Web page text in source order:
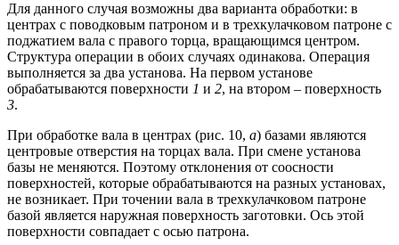
Для данного случая возможны два варианта обработки: в
центрах с поводковым патроном и в трехкулачковом патроне с
поджатием вала с правого торца, вращающимся центром.
Структура операции в обоих случаях одинакова. Операция
выполняется за два установа. На первом установе
обрабатываются поверхности 1 и 2, на втором – поверхность
3.
При обработке вала в центрах (рис. 10, а) базами являются
центровые отверстия на торцах вала. При смене установа
базы не меняются. Поэтому отклонения от соосности
поверхностей, которые обрабатываются на разных установах,
не возникает. При точении вала в трехкулачковом патроне
базой является наружная поверхность заготовки. Ось этой
поверхности совпадает с осью патрона.